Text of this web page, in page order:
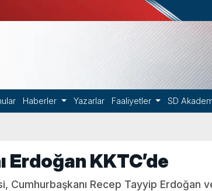
Haberler Yazarlar Faaliyetler SD
Erdoğan KKTC’de
Cumhurbaşkanı Recep Tayyip Erdoğan